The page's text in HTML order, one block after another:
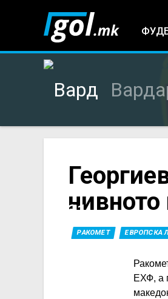
here
нивното
РАКОМЕТ ЕВРОПСКА
ЕХФ, а